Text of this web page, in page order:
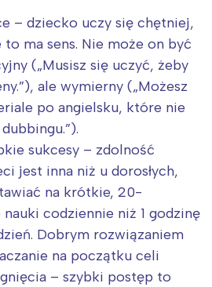
– dziecko uczy się chętniej,
ma sens. Nie może on być
(„Musisz się uczyć, żeby
ale wymierny („Możesz
po angielsku, które nie
sukcesy – zdolność
jest inna niż u dorosłych,
na krótkie, 20-
codziennie niż 1 godzinę
Dobrym rozwiązaniem
na początku celi
– szybki postęp to